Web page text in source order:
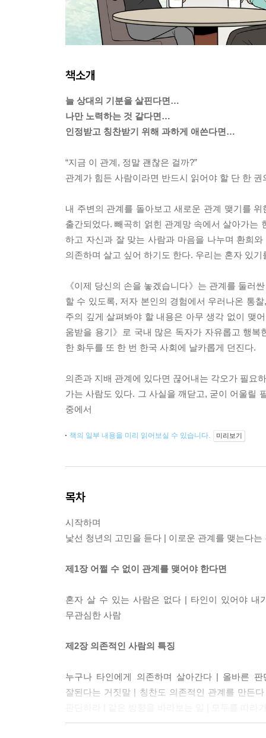
책소개
늘 상대의 기분을 살핀다면…
나만 노력하는 것 같다면…
인정받고 칭찬받기 위해 과하게 애쓴다면…
“지금 이 관계, 정말 괜찮은 걸까?”
관계가 힘든 사람이라면 반드시 읽어야 할 단 한 권
내 주변의 관계를 돌아보고 새로운 관계 맺기를
출간되었다. 빼곡히 얽힌 관계망 속에서 살아가는
하고 자신과 잘 맞는 사람과 마음을 나누며 환희
의존하며 살고 싶어 하기도 한다. 우리는 혼자 있
《이제 당신의 손을 놓겠습니다》는 관계를 둘러
할 수 있도록, 저자 본인의 경험에서 우러나온 통
주의 깊게 살펴봐야 할 내용은 아무 생각 없이 맺
움받을 용기》로 국내 많은 독자가 자유롭고 행
한 화두를 또 한 번 한국 사회에 날카롭게 던진다.
의존과 지배 관계에 있다면 끊어내는 각오가 필요
가는 사람도 있다. 그 사실을 깨닫고, 굳이 어울릴
중에서
책의 일부 내용을 미리 읽어보실 수 있습니다. 미리보기
목차
시작하며
낯선 청년의 고민을 듣다 | 이로운 관계를 맺는다
제1장 어쩔 수 없이 관계를 맺어야 한다면
혼자 살 수 있는 사람은 없다 | 타인이 있어야
무관심한 사람
제2장 의존적인 사람의 특징
누구나 타인에게 의존하며 살아간다 | 올바른
잘된다는 거짓말 | 칭찬도 의존적인 관계를 만든